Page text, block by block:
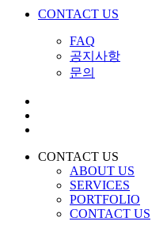
CONTACT US
FAQ
공지사항
문의
CONTACT US
ABOUT US
SERVICES
PORTFOLIO
CONTACT US